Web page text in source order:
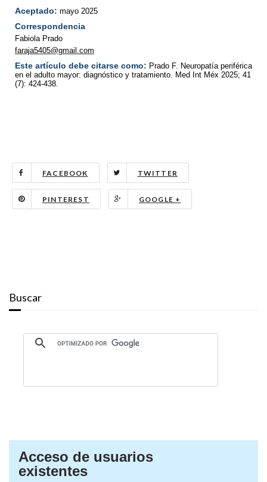
Aceptado: mayo 2025
Correspondencia
Fabiola Prado
faraja5405@gmail.com
Este artículo debe citarse como: Prado F. Neuropatía periférica
en el adulto mayor: diagnóstico y tratamiento. Med Int Méx 2025; 41
(7): 424-438.
FACEBOOK TWITTER
PINTEREST GOOGLE +
Buscar
Acceso de usuarios
existentes